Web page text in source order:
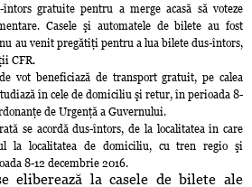
gratuite pentru a merge acasă să voteze
Casele şi automatele de bilete au fost
nu au venit pregătiţi pentru a lua bilete dus-întors,
CFR.
vot beneficiază de transport gratuit, pe calea
în cele de domiciliu şi retur, în perioada 8-
de Urgenţă a Guvernului.
se acordă dus-întors, de la localitatea în care
la localitatea de domiciliu, cu tren regio şi
8-12 decembrie 2016.
eliberează la casele de bilete ale